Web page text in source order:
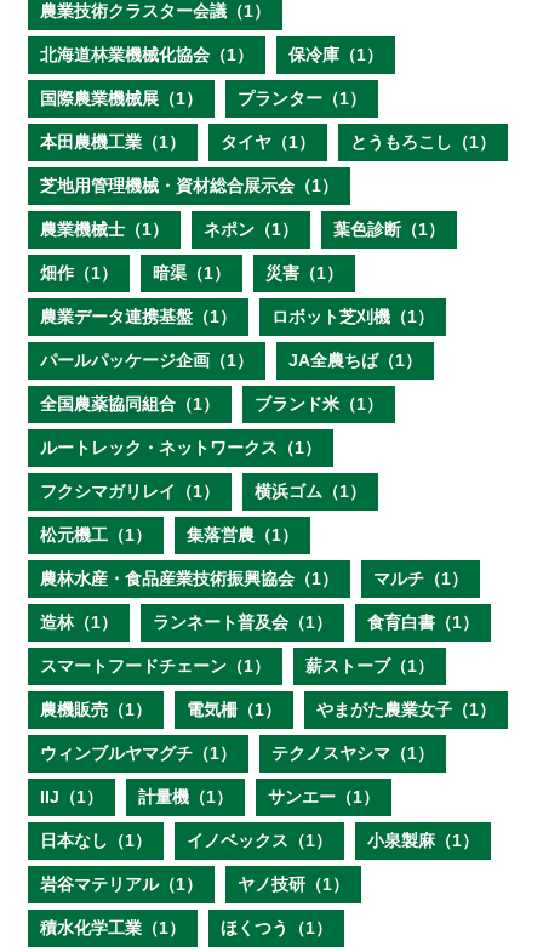
農業技術クラスター会議（1）
北海道林業機械化協会（1） 保冷庫（1）
国際農業機械展（1） プランター（1）
本田農機工業（1） タイヤ（1） とうもろこし（1）
芝地用管理機械・資材総合展示会（1）
農業機械士（1） ネポン（1） 葉色診断（1）
畑作（1） 暗渠（1） 災害（1）
農業データ連携基盤（1） ロボット芝刈機（1）
パールパッケージ企画（1） JA全農ちば（1）
全国農薬協同組合（1） ブランド米（1）
ルートレック・ネットワークス（1）
フクシマガリレイ（1） 横浜ゴム（1）
松元機工（1） 集落営農（1）
農林水産・食品産業技術振興協会（1） マルチ（1）
造林（1） ランネート普及会（1） 食育白書（1）
スマートフードチェーン（1） 薪ストーブ（1）
農機販売（1） 電気柵（1） やまがた農業女子（1）
ウィンブルヤマグチ（1） テクノスヤシマ（1）
IIJ（1） 計量機（1） サンエー（1）
日本なし（1） イノベックス（1） 小泉製麻（1）
岩谷マテリアル（1） ヤノ技研（1）
積水化学工業（1） ほくつう（1）